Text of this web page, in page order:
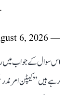
— Congress (@INCIndia)
6, 2026
اس سوال کے جواب میں
رہے ہیں ’’کیپٹن